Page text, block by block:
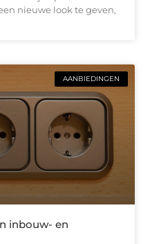
nieuwe look te geven,
AANBIEDINGEN
inbouw- en